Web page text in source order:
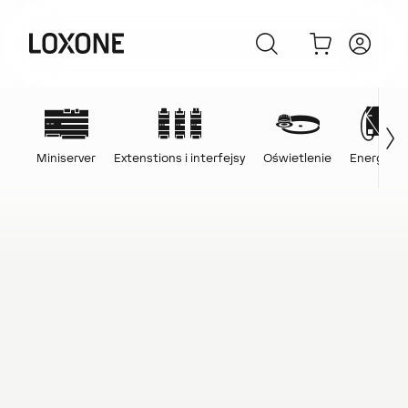
Miniserver Extenstions i interfejsy Oświetlenie Energia